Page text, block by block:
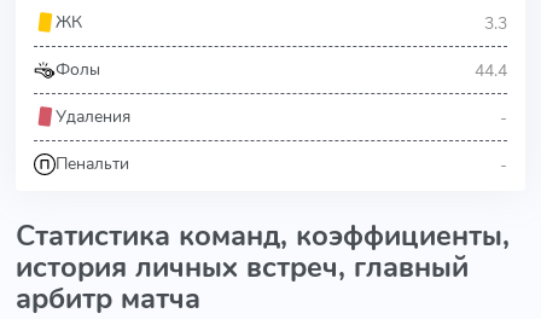
ЖК
3.3
Фолы 44.4
Удаления -
Пенальти -
Статистика команд, коэффициенты,
история личных встреч, главный
арбитр матча